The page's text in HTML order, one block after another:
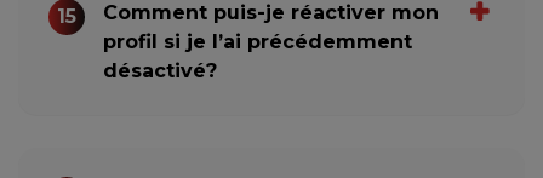
15
Comment puis-je réactiver mon
profil si je l’ai précédemment
désactivé?